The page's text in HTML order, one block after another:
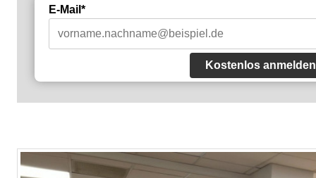
E-Mail*
Kostenlos anmelden